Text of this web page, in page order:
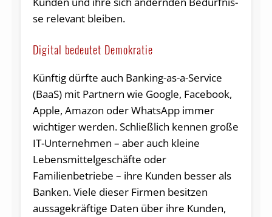
se re­le­vant bleiben.
Digital bedeutet Demokratie
Künftig dürfte auch Banking-as-a-Service
(BaaS) mit Partnern wie Google, Facebook,
Apple, Amazon oder WhatsApp immer
wichtiger werden. Schließlich kennen große
IT-Unternehmen – aber auch kleine
Lebensmittelgeschäfte oder
Familienbetriebe – ihre Kunden besser als
Banken. Viele dieser Firmen besitzen
aussagekräftige Daten über ihre Kunden,